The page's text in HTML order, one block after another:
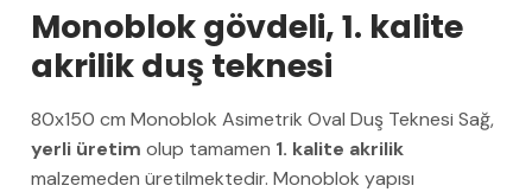
Monoblok gövdeli, 1. kalite
akrilik duş teknesi
80x150 cm Monoblok Asimetrik Oval Duş Teknesi Sağ,
yerli üretim olup tamamen 1. kalite akrilik
malzemeden üretilmektedir. Monoblok yapısı